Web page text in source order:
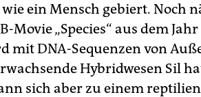
ein Mensch gebiert. Noch
Movie „Species“ aus dem Jahr
mit DNA-Sequenzen von
Hybridwesen Sil
sich aber zu einem